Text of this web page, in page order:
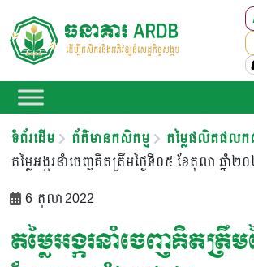
ទំព័រដើម ព័ត៌មានកសិកម្ម
តម្លៃផលិតផលក
តម្លៃអង្ករនាំចេញគិតត្រឹមថ្ងៃទី០៥ ខែតុលា ឆ្នាំ២
6 តុលា 2022
តម្លៃអង្ករនាំចេញគិតត្រឹម